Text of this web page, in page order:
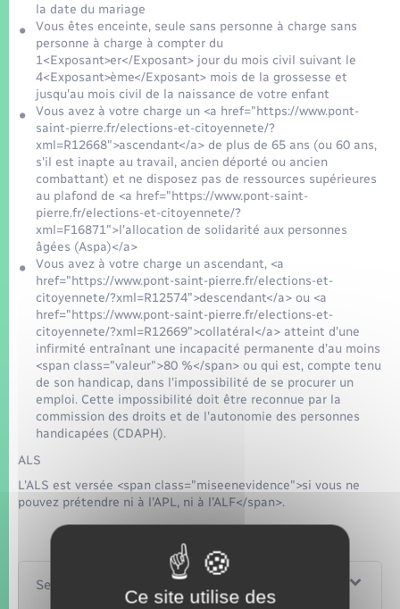
la date du mariage
Vous êtes enceinte, seule sans personne à charge sans
personne à charge à compter du
1<Exposant>er</Exposant> jour du mois civil suivant le
4<Exposant>ème</Exposant> mois de la grossesse et
jusqu'au mois civil de la naissance de votre enfant
Vous avez à votre charge un <a href="https://www.pont-
saint-pierre.fr/elections-et-citoyennete/?
xml=R12668">ascendant</a> de plus de 65 ans (ou 60 ans,
s'il est inapte au travail, ancien déporté ou ancien
combattant) et ne disposez pas de ressources supérieures
au plafond de <a href="https://www.pont-saint-
pierre.fr/elections-et-citoyennete/?
xml=F16871">l'allocation de solidarité aux personnes
âgées (Aspa)</a>
Vous avez à votre charge un ascendant, <a
href="https://www.pont-saint-pierre.fr/elections-et-
citoyennete/?xml=R12574">descendant</a> ou <a
href="https://www.pont-saint-pierre.fr/elections-et-
citoyennete/?xml=R12669">collatéral</a> atteint d'une
infirmité entraînant une incapacité permanente d'au moins
<span class="valeur">80 %</span> ou qui est, compte tenu
de son handicap, dans l'impossibilité de se procurer un
emploi. Cette impossibilité doit être reconnue par la
commission des droits et de l'autonomie des personnes
handicapées (CDAPH).
ALS
L'ALS est versée <span class="miseenevidence">si vous ne
pouvez prétendre ni à l'APL, ni à l'ALF</span>.
Services en ligne et formulaires
Ce site utilise des